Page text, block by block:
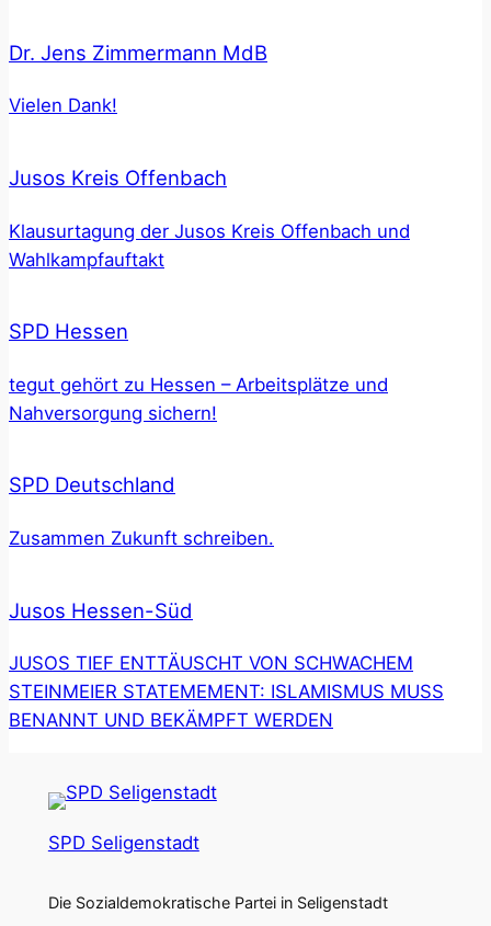
Dr. Jens Zimmermann MdB
Vielen Dank!
Jusos Kreis Offenbach
Klausurtagung der Jusos Kreis Offenbach und
Wahlkampfauftakt
SPD Hessen
tegut gehört zu Hessen – Arbeitsplätze und
Nahversorgung sichern!
SPD Deutschland
Zusammen Zukunft schreiben.
Jusos Hessen-Süd
JUSOS TIEF ENTTÄUSCHT VON SCHWACHEM
STEINMEIER STATEMEMENT: ISLAMISMUS MUSS
BENANNT UND BEKÄMPFT WERDEN
SPD Seligenstadt
Die Sozialdemokratische Partei in Seligenstadt